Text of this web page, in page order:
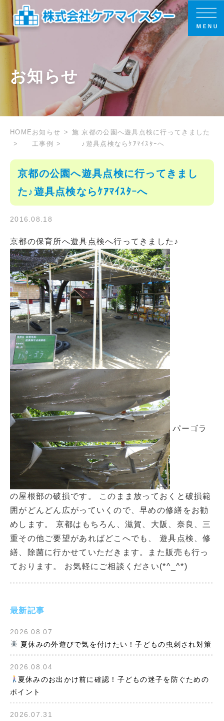
お知らせ
HOME お知らせ
施
工事例
京都の公園へ遊具点検に行ってきました
♪遊具点検ならｹｱﾏｲｽﾀｰへ
最新記事
2026.08.07
夏休みの外遊びで気を付けたい！子どもの虫刺され対策
2026.08.04
夏休みのお出かけ前に確認！子どもの迷子を防ぐための
ポイント
2026.07.31
京都の公園へ遊具点検に行ってきまし
た♪遊具点検ならｹｱﾏｲｽﾀｰへ
2016.08.18
京都の保育所へ遊具点検へ行ってきました♪
パーゴラ
の屋根部の破損です。 このまま放っておくと破損範
囲がどんどん広がっていくので、早めの修繕をお勧
めします。 京都はもちろん、滋賀、大阪、奈良、三
重その他ご要望があればどこへでも、 遊具点検、修
繕、除菌に行かせていただきます。また販売も行っ
ております。 お気軽にご相談ください(*^_^*)